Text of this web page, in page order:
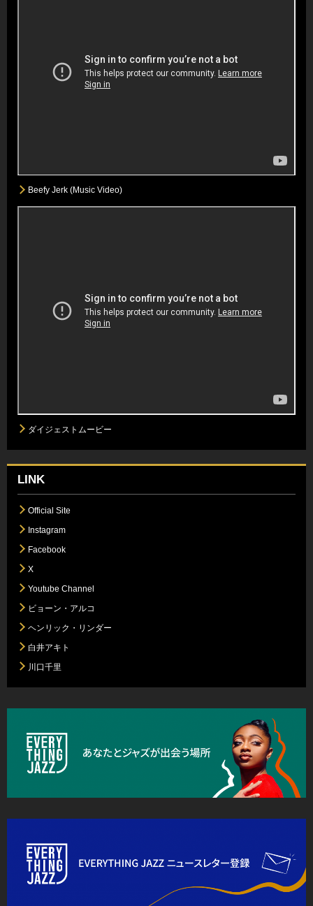
Beefy Jerk (Music Video)
ダイジェストムービー
LINK
Official Site
Instagram
Facebook
X
Youtube Channel
ビョーン・アルコ
ヘンリック・リンダー
白井アキト
川口千里